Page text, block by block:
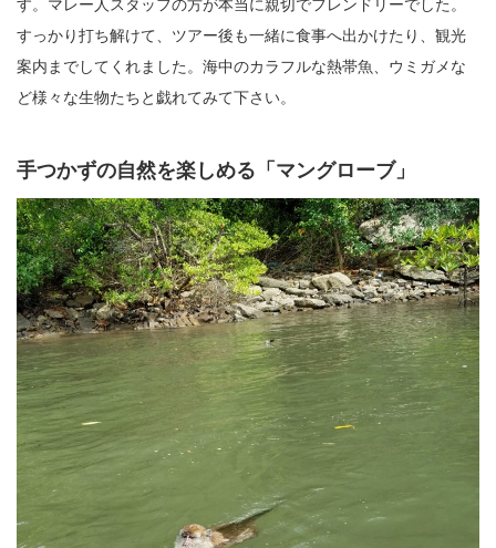
す。マレー人スタッフの方が本当に親切でフレンドリーでした。
すっかり打ち解けて、ツアー後も一緒に食事へ出かけたり、観光
案内までしてくれました。海中のカラフルな熱帯魚、ウミガメな
ど様々な生物たちと戯れてみて下さい。
手つかずの自然を楽しめる「マングローブ」